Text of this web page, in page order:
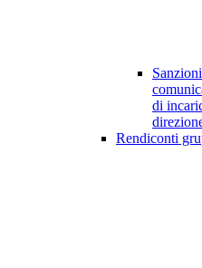
di
Rendiconti